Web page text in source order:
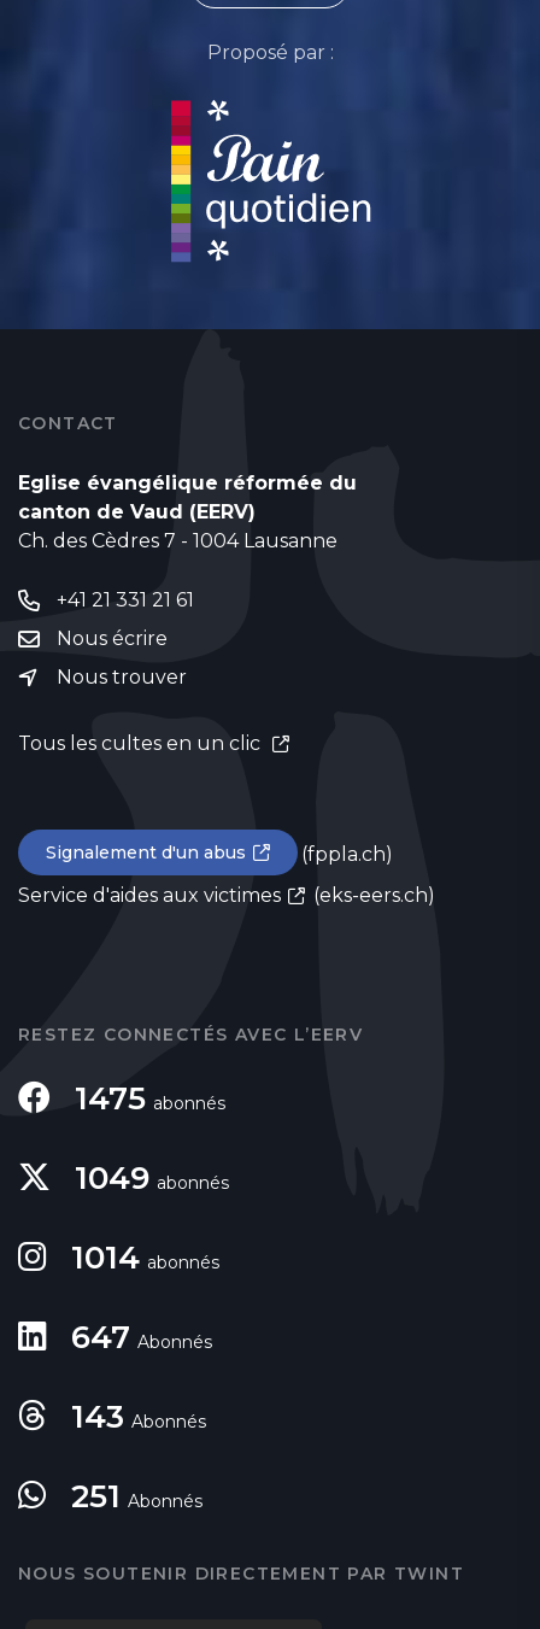
Proposé par :
CONTACT
Eglise évangélique réformée du
canton de Vaud (EERV)
Ch. des Cèdres 7 - 1004 Lausanne
+41 21 331 21 61
Nous écrire
Nous trouver
Tous les cultes en un clic
Signalement d'un abus
(fppla.ch)
Service d'aides aux victimes
(eks-eers.ch)
RESTEZ CONNECTÉS AVEC L’EERV
1475 abonnés
1049 abonnés
1014 abonnés
647 Abonnés
143 Abonnés
251 Abonnés
NOUS SOUTENIR DIRECTEMENT PAR TWINT